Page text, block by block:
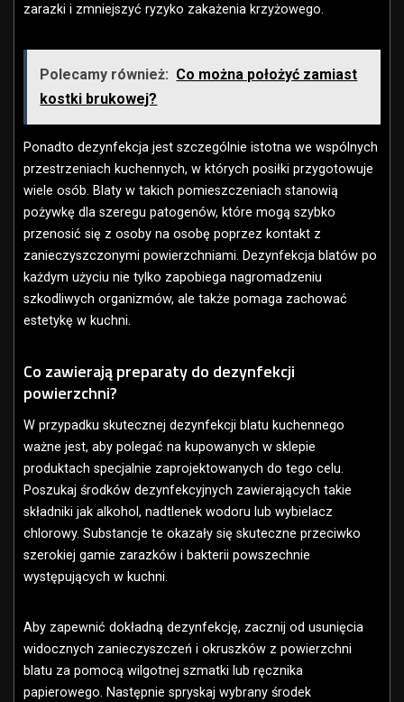
zarazki i zmniejszyć ryzyko zakażenia krzyżowego.
Polecamy również: Co można położyć zamiast
kostki brukowej?
Ponadto dezynfekcja jest szczególnie istotna we wspólnych
przestrzeniach kuchennych, w których posiłki przygotowuje
wiele osób. Blaty w takich pomieszczeniach stanowią
pożywkę dla szeregu patogenów, które mogą szybko
przenosić się z osoby na osobę poprzez kontakt z
zanieczyszczonymi powierzchniami. Dezynfekcja blatów po
każdym użyciu nie tylko zapobiega nagromadzeniu
szkodliwych organizmów, ale także pomaga zachować
estetykę w kuchni.
Co zawierają preparaty do dezynfekcji
powierzchni?
W przypadku skutecznej dezynfekcji blatu kuchennego
ważne jest, aby polegać na kupowanych w sklepie
produktach specjalnie zaprojektowanych do tego celu.
Poszukaj środków dezynfekcyjnych zawierających takie
składniki jak alkohol, nadtlenek wodoru lub wybielacz
chlorowy. Substancje te okazały się skuteczne przeciwko
szerokiej gamie zarazków i bakterii powszechnie
występujących w kuchni.
Aby zapewnić dokładną dezynfekcję, zacznij od usunięcia
widocznych zanieczyszczeń i okruszków z powierzchni
blatu za pomocą wilgotnej szmatki lub ręcznika
papierowego. Następnie spryskaj wybrany środek